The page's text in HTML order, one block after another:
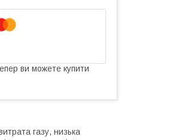
ви можете купити
газу, низька